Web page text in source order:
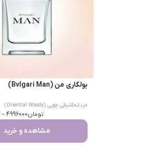
بولگاری من (Bvlgari Man)
مردانه|شرقی چوبی (Oriental Woody)
تومان4996000
–
مشاهده و خرید